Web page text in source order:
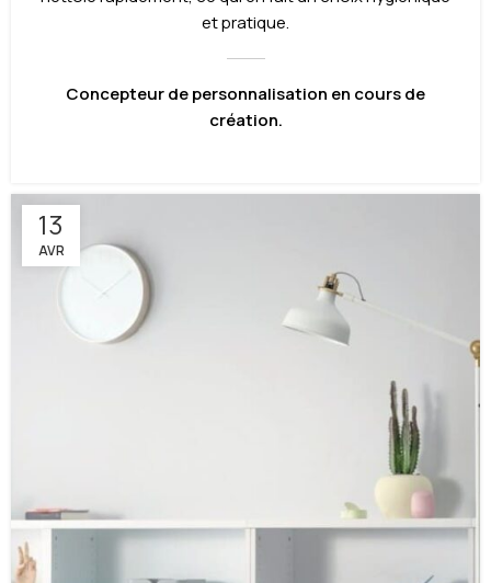
et pratique.
Concepteur de personnalisation en cours de
création.
13
AVR